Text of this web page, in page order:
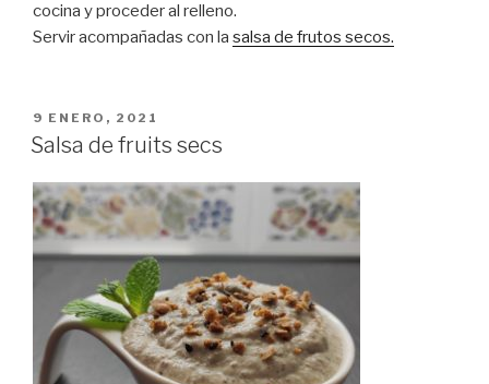
cocina y proceder al relleno.
Servir acompañadas con la salsa de frutos secos.
PUBLICADO
EL
9 ENERO, 2021
Salsa de fruits secs